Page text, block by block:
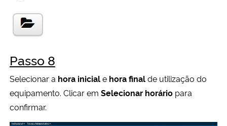
Passo 8
Selecionar a hora iniciale hora finalde utilização do
equipamento. Clicar em Selecionar horário para
confirmar.